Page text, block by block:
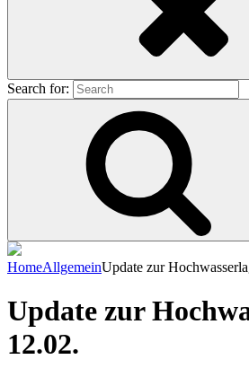
Search for:
HomeAllgemeinUpdate zur
Update zur
12.02.